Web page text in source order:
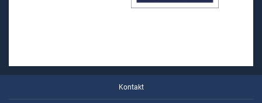
Kontakt